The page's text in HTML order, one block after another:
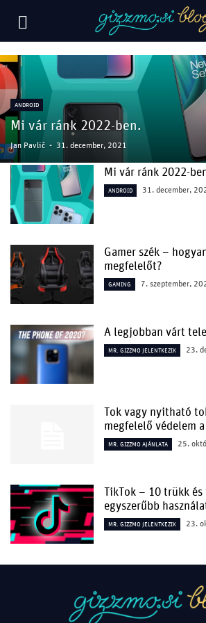
ANDROID
Mi vár ránk 2022-ben.
Jan Pavlič - 31. december, 2021
Mi vár ránk 2022-
ANDROID 31. december,
Gamer szék –
megfelelőt?
GAMING 7. szeptember,
A legjobban várt
MR. GIZZMO JELENTKEZIK 23.
Tok vagy nyitható
megfelelő védelem
MR. GIZZMO AJÁNLATA 25.
TikTok – 10 trükk és
egyszerűbb
MR. GIZZMO JELENTKEZIK 23.